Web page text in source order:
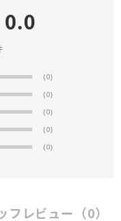
0.0
(0)
(0)
(0)
(0)
(0)
フレビュー （0）